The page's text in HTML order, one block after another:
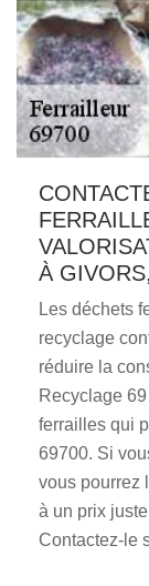
À
Les déchets
recyclage
réduire la
Recyclage
ferrailles qui
69700. Si
vous pourrez
à un prix
Contactez-le